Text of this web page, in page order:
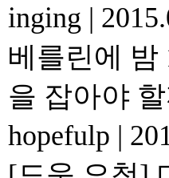
inging |
베를린에 밤
을 잡아야
hopefulp |